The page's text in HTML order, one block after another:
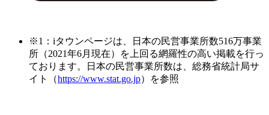
※1：iタウンページは、日本の民営事業所数516万事業
所（2021年6月現在）を上回る網羅性の高い掲載を行っ
ております。日本の民営事業所数は、総務省統計局サ
イト（https://www.stat.go.jp）を参照